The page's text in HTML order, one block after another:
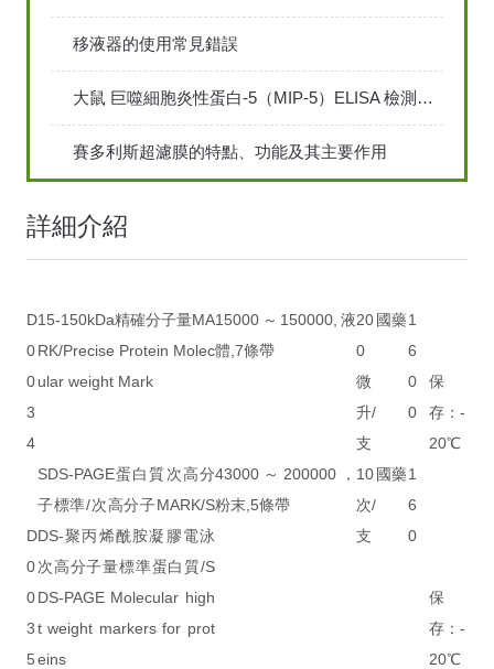
移液器的使用常見錯誤
大鼠 巨噬細胞炎性蛋白-5（MIP-5）ELISA 檢測試劑盒說明書
賽多利斯超濾膜的特點、功能及其主要作用
詳細介紹
D
0
0
3
4
15-150kDa精確分子量MA
RK/Precise Protein Molec
ular weight Mark
15000～150000,液
體,7條帶
20
0
微
升/
支
國藥1
6
0
0
保
存：-
20℃
D
0
0
3
5
SDS-PAGE蛋白質次高分
子標準/次高分子MARK/S
DS-聚丙烯酰胺凝膠電泳
次高分子量標準蛋白質/S
DS-PAGE Molecular high
t weight markers for prot
eins
43000～200000，
粉末,5條帶
10
次/
支
國藥1
6
0
保
存：-
20℃